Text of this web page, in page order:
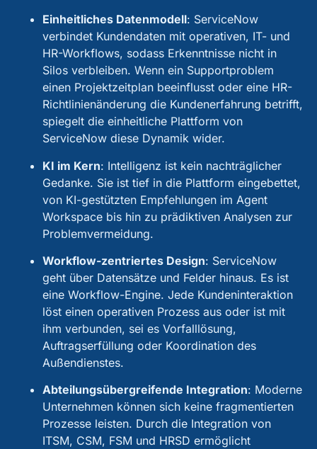
Einheitliches Datenmodell: ServiceNow
verbindet Kundendaten mit operativen, IT- und
HR-Workflows, sodass Erkenntnisse nicht in
Silos verbleiben. Wenn ein Supportproblem
einen Projektzeitplan beeinflusst oder eine HR-
Richtlinienänderung die Kundenerfahrung betrifft,
spiegelt die einheitliche Plattform von
ServiceNow diese Dynamik wider.
KI im Kern: Intelligenz ist kein nachträglicher
Gedanke. Sie ist tief in die Plattform eingebettet,
von KI-gestützten Empfehlungen im Agent
Workspace bis hin zu prädiktiven Analysen zur
Problemvermeidung.
Workflow-zentriertes Design: ServiceNow
geht über Datensätze und Felder hinaus. Es ist
eine Workflow-Engine. Jede Kundeninteraktion
löst einen operativen Prozess aus oder ist mit
ihm verbunden, sei es Vorfalllösung,
Auftragserfüllung oder Koordination des
Außendienstes.
Abteilungsübergreifende Integration: Moderne
Unternehmen können sich keine fragmentierten
Prozesse leisten. Durch die Integration von
ITSM, CSM, FSM und HRSD ermöglicht